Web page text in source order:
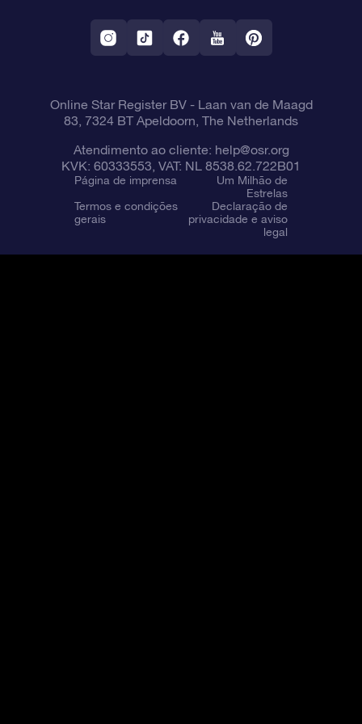
Aplicativo RV Fly me to the stars
Constelações
Online Star Register BV- Laan van de Maagd
83, 7324 BT Apeldoorn, The Netherlands
Atendimento ao cliente: help@osr.org
KVK: 60333553, VAT: NL 8538.62.722B01
Página de imprensa
Um Milhão de
Estrelas
Termos e condições
gerais
Declaração de
privacidade e aviso
legal